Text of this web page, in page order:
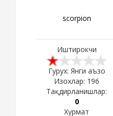
scorpion
Иштирокчи
Гурух: Янги аъзо
Изохлар: 196
Тақдирланишлар:
0
Хурмат